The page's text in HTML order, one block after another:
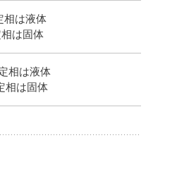
相は液体
は固体
相は液体
相は固体